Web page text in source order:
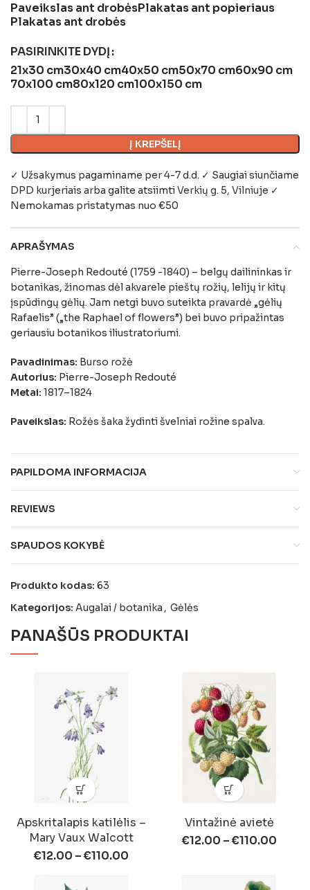
Paveikslas ant drobėsPlakatas ant popieriaus
Plakatas ant drobės
PASIRINKITE DYDĮ
21x30 cm30x40 cm40x50 cm50x70 cm60x90 cm
70x100 cm80x120 cm100x150 cm
Į KREPŠELĮ
✓ Užsakymus pagaminame per 4-7 d.d. ✓ Saugiai siunčiame
DPD kurjeriais arba galite atsiimtiVerkių g. 5, Vilniuje ✓
Nemokamas pristatymas nuo €50
APRAŠYMAS
Pierre-Joseph Redouté (1759 -1840) – belgų dailininkas ir
botanikas, žinomas dėl akvarele pieštų rožių, lelijų ir kitų
įspūdingų gėlių. Jam netgi buvo suteikta pravardė „gėlių
Rafaelis” („the Raphael of flowers”) bei buvo pripažintas
geriausiu botanikos iliustratoriumi.
Pavadinimas: Burso rožė
Autorius: Pierre-Joseph Redouté
Metai: 1817–1824
Paveikslas: Rožės šaka žydinti švelniai rožine spalva.
PAPILDOMA INFORMACIJA
REVIEWS
SPAUDOS KOKYBĖ
Produkto kodas: 63
Kategorijos: Augalai / botanika , Gėlės
PANAŠŪS PRODUKTAI
Apskritalapis katilėlis –
Mary Vaux Walcott
€12.00 –€110.00
Vintažinė avietė
€12.00 –€110.00